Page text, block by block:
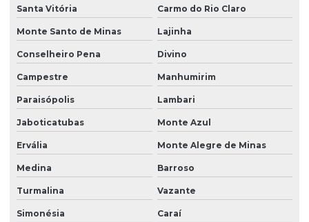
Santa Vitória Carmo do Rio Claro
Monte Santo de Minas Lajinha
Conselheiro Pena Divino
Campestre Manhumirim
Paraisópolis Lambari
Jaboticatubas Monte Azul
Ervália Monte Alegre de Minas
Medina Barroso
Turmalina Vazante
Simonésia Caraí